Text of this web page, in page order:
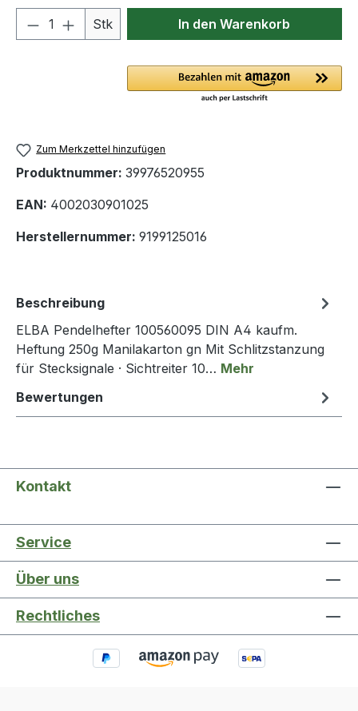
Produkt Anzahl: Gib den
Stk In den Warenkorb
Zum Merkzettel hinzufügen
Produktnummer: 39976520955
EAN: 4002030901025
Herstellernummer: 9199125016
Beschreibung
ELBA Pendelhefter 100560095 DIN A4 kaufm.
Heftung 250g Manilakarton gn Mit Schlitzstanzung
für Stecksignale · Sichtreiter 10… Mehr
Bewertungen
Kontakt
Service
Über uns
Rechtliches